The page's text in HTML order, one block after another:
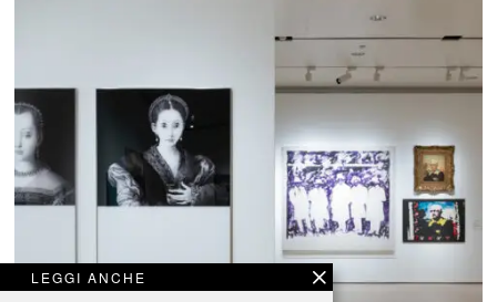
LEGGI ANCHE